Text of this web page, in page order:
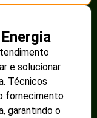
e solucionar
Técnicos
fornecimento
garantindo o